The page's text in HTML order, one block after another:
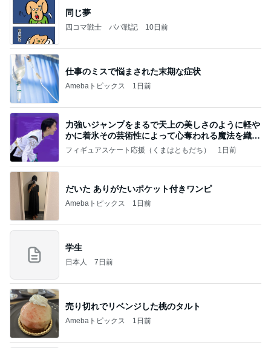
同じ夢
四コマ戦士 パパ戦記 10日前
仕事のミスで悩まされた末期な症状
Amebaトピックス 1日前
力強いジャンプをまるで天上の美しさのように軽や
かに着氷その芸術性によって心奪われる魔法を織り
なす
フィギュアスケート応援（くまはともだち） 1日前
だいた ありがたいポケット付きワンピ
Amebaトピックス 1日前
学生
日本人 7日前
売り切れでリベンジした桃のタルト
Amebaトピックス 1日前